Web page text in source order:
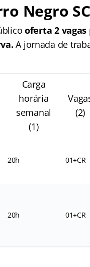
Negro
oferta 2
A jornada de
Carga
horária
semanal
(1)
(2)
20h 01+CR
20h 01+CR